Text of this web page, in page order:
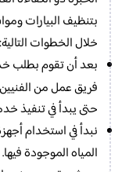
بتنظيف البيارات
خلال الخطوات التالية:
بعد أن تقوم بطلب
فريق عمل من
حتى يبدأ في تنفيذ
نبدأ في استخدام
المياه الموجودة فيها.